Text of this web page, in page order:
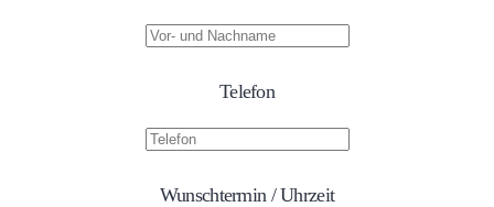
Telefon
Wunschtermin / Uhrzeit